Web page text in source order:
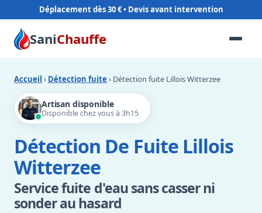
Déplacement dès 30 €
SaniChauffe
Accueil › Détection fuite › Détection fuite Lillois Witterzee
Artisan disponible
Disponible chez vous à 3h15
Détection De Fuite Lillois
Witterzee
Service fuite d'eau sans casser ni
sonder au hasard